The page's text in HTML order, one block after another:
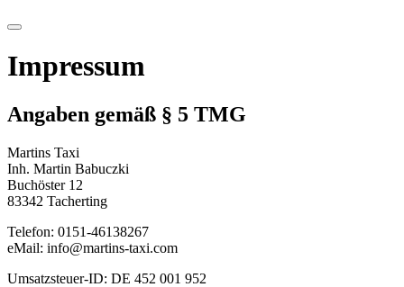
Impressum
Angaben gemäß § 5 TMG
Martins Taxi
Inh. Martin Babuczki
Buchöster 12
83342 Tacherting
Telefon: 0151-46138267
eMail: info@martins-taxi.com
Umsatzsteuer-ID: DE 452 001 952